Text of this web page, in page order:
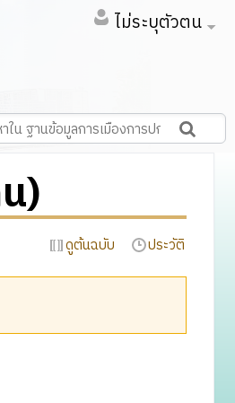
ไม่ระบุตัวตน
)
ดูต้นฉบับ ประวัติ